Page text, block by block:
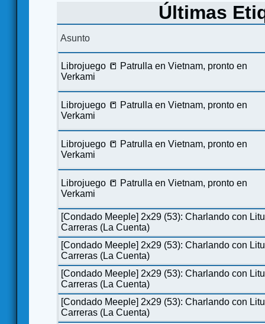
Últimas
Asunto
Librojuego 📒 Patrulla en Vietnam, pronto en
Verkami
Librojuego 📒 Patrulla en Vietnam, pronto en
Verkami
Librojuego 📒 Patrulla en Vietnam, pronto en
Verkami
Librojuego 📒 Patrulla en Vietnam, pronto en
Verkami
[Condado Meeple] 2x29 (53): Charlando con
Carreras (La Cuenta)
[Condado Meeple] 2x29 (53): Charlando con
Carreras (La Cuenta)
[Condado Meeple] 2x29 (53): Charlando con
Carreras (La Cuenta)
[Condado Meeple] 2x29 (53): Charlando con
Carreras (La Cuenta)